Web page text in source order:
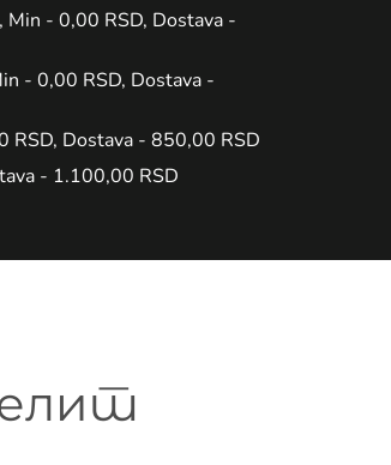
, Min - 0,00 RSD, Dostava -
- 0,00 RSD, Dostava -
RSD, Dostava - 850,00 RSD
- 1.100,00 RSD